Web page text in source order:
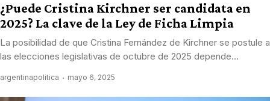
¿Puede Cristina Kirchner ser candidata en
2025? La clave de la Ley de Ficha Limpia
La posibilidad de que Cristina Fernández de Kirchner se postule a
las elecciones legislativas de octubre de 2025 depende...
argentinapolitica mayo 6, 2025